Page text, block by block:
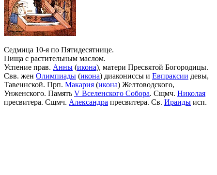
Седмица 10-я по Пятидесятнице.
Пища с растительным маслом.
Успение прав. Анны (икона), матери Пресвятой Богородицы.
Свв. жен Олимпиады (икона) диакониссы и Евпраксии девы,
Тавеннской. Прп. Макария (икона) Желтоводского,
Унженского. Память V Вселенского Собора. Сщмч. Николая
пресвитера. Сщмч. Александра пресвитера. Св. Ираиды исп.